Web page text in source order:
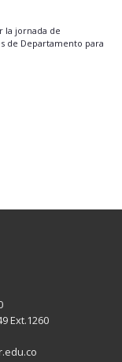
la jornada de
de Departamento para
Ext.1260